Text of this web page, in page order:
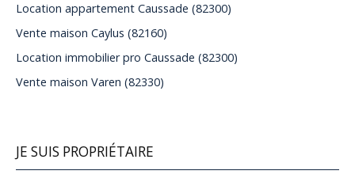
Location appartement Caussade (82300)
Vente maison Caylus (82160)
Location immobilier pro Caussade (82300)
Vente maison Varen (82330)
JE SUIS PROPRIÉTAIRE